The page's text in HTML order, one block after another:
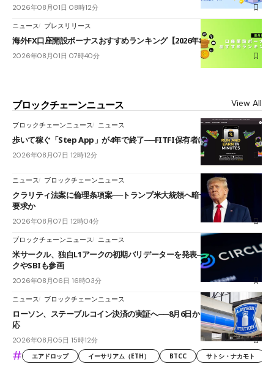
2026年08月01日 08時12分
ニュース プレスリリース
海外FX口座開設ボーナスおすすめランキング【2026年8月最新】
2026年08月01日 07時40分
ブロックチェーンニュース View All
ブロックチェーンニュース ニュース
歩いて稼ぐ「Step App」が4年で終了──FITFI保有者に対応呼びかけ
2026年08月07日 12時12分
ニュース ブロックチェーンニュース
クラリティ法案に倫理条項案──トランプ米大統領へ暗号資産事業の売却
要求か
2026年08月07日 12時04分
ブロックチェーンニュース ニュース
米サークル、独自L1アークの初期バリデーターを発表――ブラックロッ
クやSBIも参画
2026年08月06日 16時03分
ニュース ブロックチェーンニュース
ローソン、ステーブルコイン決済の実証へ──8月6日からJPYCやUSDC対
応
2026年08月05日 15時12分
# エアドロップ イーサリアム（ETH） BTCC サトシ・ナカモト